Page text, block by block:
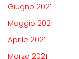
Giugno 2021
Maggio 2021
Aprile 2021
Marzo 2021